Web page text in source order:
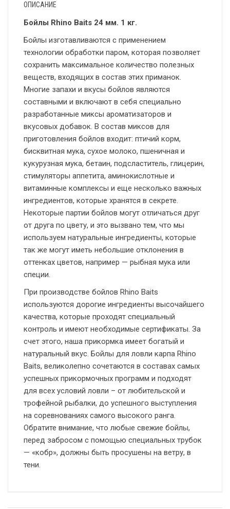
ОПИСАНИЕ
Бойлы Rhino Baits 24 мм. 1 кг.
Бойлы изготавливаются с применением
технологии обработки паром, которая позволяет
сохранить максимальное количество полезных
веществ, входящих в состав этих приманок.
Многие запахи и вкусы бойлов являются
составными и включают в себя специально
разработанные миксы ароматизаторов и
вкусовых добавок. В состав миксов для
приготовления бойлов входит: птичий корм,
бисквитная мука, сухое молоко, пшеничная и
кукурузная мука, бетаин, подсластитель, глицерин,
стимуляторы аппетита, аминокислотные и
витаминные комплексы и еще несколько важных
ингредиентов, которые хранятся в секрете.
Некоторые партии бойлов могут отличаться друг
от друга по цвету, и это вызвано тем, что мы
используем натуральные ингредиенты, которые
так же могут иметь небольшие отклонения в
оттенках цветов, например — рыбная мука или
специи.
При производстве бойлов Rhino Baits
используются дорогие ингредиенты высочайшего
качества, которые проходят специальный
контроль и имеют необходимые сертификаты. За
счет этого, наша прикормка имеет богатый и
натуральный вкус. Бойлы для ловли карпа Rhino
Baits, великолепно сочетаются в составах самых
успешных прикормочных программ и подходят
для всех условий ловли – от любительской и
трофейной рыбалки, до успешного выступления
на соревнованиях самого высокого ранга.
Обратите внимание, что любые свежие бойлы,
перед забросом с помощью специальных трубок
— «кобр», должны быть просушены на ветру, в
тени.